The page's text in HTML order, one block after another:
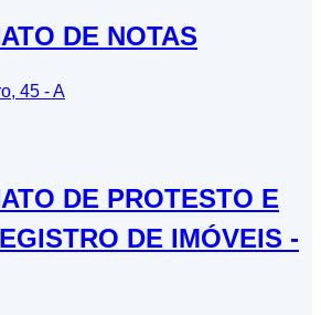
DE NOTAS
45 - A
DE PROTESTO E
DE IMÓVEIS -